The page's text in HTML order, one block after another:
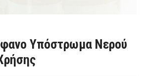
Υπόστρωμα Νερού